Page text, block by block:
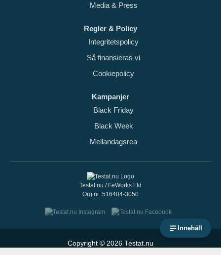
Innehåll
Testat.nu / FeWorks Ltd
Org.nr: 516404-3050
Media & Press
Regler & Policy
Integritetspolicy
Så finansieras vi
Cookiepolicy
Kampanjer
Black Friday
Black Week
Mellandagsrea
Copyright © 2026 Testat.nu